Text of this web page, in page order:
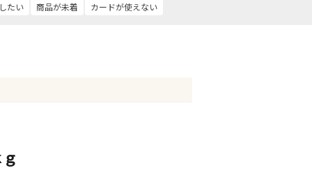
たい 商品が未着 カードが使えない